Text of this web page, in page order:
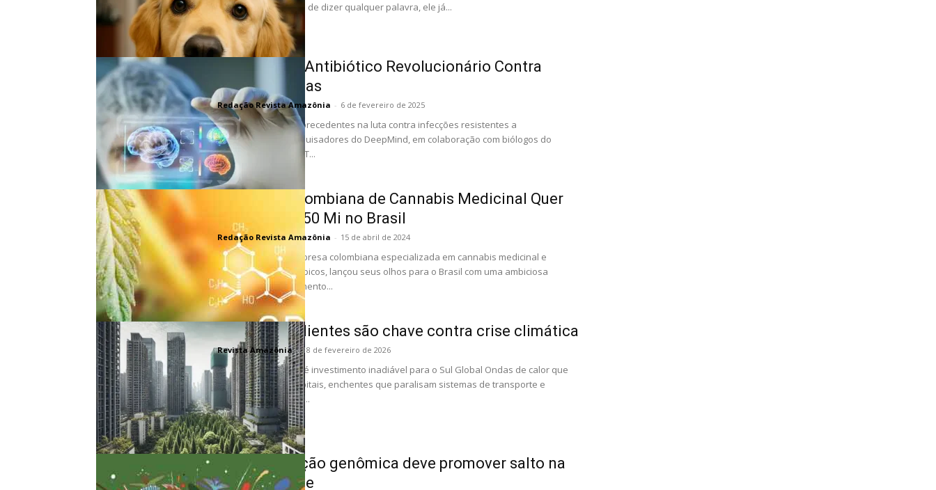
gente? Antes mesmo de dizer qualquer palavra, ele já...
IA Descobre Antibiótico Revolucionário Contra
Superbactérias
Redação Revista Amazônia - 6 de fevereiro de 2025
Em um avanço sem precedentes na luta contra infecções resistentes a
medicamentos, pesquisadores do DeepMind, em colaboração com biólogos do
Instituto Broad do MIT...
Empresa Colombiana de Cannabis Medicinal Quer
Investir R$ 150 Mi no Brasil
Redação Revista Amazônia - 15 de abril de 2024
A Volcanic, uma empresa colombiana especializada em cannabis medicinal e
tratamentos fitoterápicos, lançou seus olhos para o Brasil com uma ambiciosa
proposta de investimento...
Cidades resilientes são chave contra crise climática
Revista Amazônia - 18 de fevereiro de 2026
Adaptação climática é investimento inadiável para o Sul Global Ondas de calor que
sobrecarregam hospitais, enchentes que paralisam sistemas de transporte e
energia, poluição do...
Nova revolução genômica deve promover salto na
área de saúde